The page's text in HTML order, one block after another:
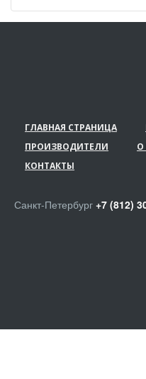
ГЛАВНАЯ СТРАНИЦА
ПРОИЗВОДИТЕЛИ
О
КОНТАКТЫ
Санкт-Петербург +7 (812)